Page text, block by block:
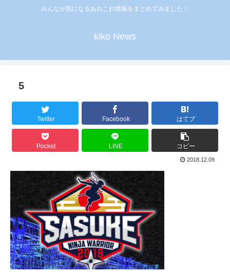
みんなが気になるあれこれ情報をまとめてみました！
kiko News
5
Twitter Facebook はてブ
Pocket LINE コピー
2018.12.09